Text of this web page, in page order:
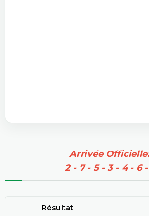
Arrivée
2 - 7 - 5 - 3 - 4 - 6 -
Résultat